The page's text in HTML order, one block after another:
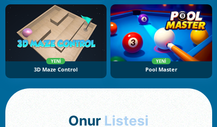
YENI
3D Maze Control
YENI
Pool Master
Onur Listesi